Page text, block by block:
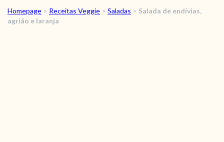
RECEITAS
Homepage > Receitas Veggie > Saladas > Salada de endívias,
agrião e laranja